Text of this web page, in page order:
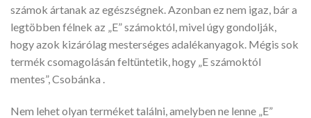
számok ártanak az egészségnek. Azonban ez nem igaz, bár a
legtöbben félnek az „E” számoktól, mivel úgy gondolják,
hogy azok kizárólag mesterséges adalékanyagok. Mégis sok
termék csomagolásán feltüntetik, hogy „E számoktól
mentes”, Csobánka .
Nem lehet olyan terméket találni, amelyben ne lenne „E”